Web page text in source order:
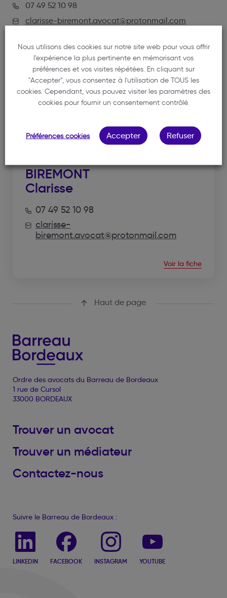
07 49 52 10 98
clarisse-biremont.avocat@protonmail.com
NOTRE MEMBRE
BIREMONT
Clarisse
07 49 52 10 98
clarisse-
biremont.avocat@protonmail.com
Voir la fiche
Haut de page
Ordre des avocats du Barreau de Bordeaux
1 rue de Cursol
33000 BORDEAUX
Trouver un avocat
Trouver un médiateur
Contactez-nous
Suivre le Barreau de Bordeaux :
LINKEDIN FACEBOOK INSTAGRAM YOUTUBE
Nous utilisons des cookies sur notre site web pour vous offrir
l'expérience la plus pertinente en mémorisant vos
préférences et vos visites répétées. En cliquant sur
"Accepter", vous consentez à l'utilisation de TOUS les
cookies. Cependant, vous pouvez visiter les paramètres des
cookies pour fournir un consentement contrôlé.
Préférences cookies Accepter Refuser